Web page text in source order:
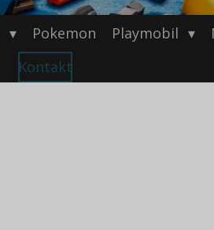
Pokemon Playmobil
Kontakt